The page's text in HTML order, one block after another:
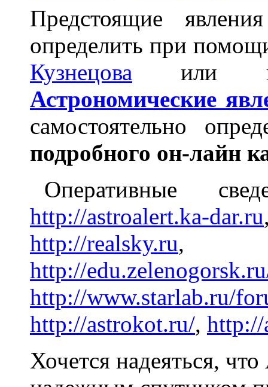
Предстоящие
определить при
Кузнецова или
Астрономические
самостоятельно
подробного он-лайн
Оперативные
http://astroalert.ka-dar.ru
http://realsky.ru
http://
http://www.starlab.ru/
http://astrokot.ru/, http://
Хочется надеяться,